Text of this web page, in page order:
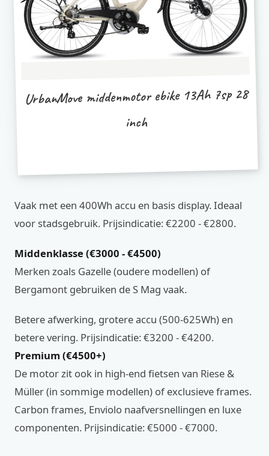
UrbanMove middenmotor ebike 13Ah 7sp 28
inch
Vaak met een 400Wh accu en basis display. Ideaal
voor stadsgebruik. Prijsindicatie: €2200 - €2800.
Middenklasse (€3000 - €4500)
Merken zoals Gazelle (oudere modellen) of
Bergamont gebruiken de S Mag vaak.
Betere afwerking, grotere accu (500-625Wh) en
betere vering. Prijsindicatie: €3200 - €4200.
Premium (€4500+)
De motor zit ook in high-end fietsen van Riese &
Müller (in sommige modellen) of exclusieve frames.
Carbon frames, Enviolo naafversnellingen en luxe
componenten. Prijsindicatie: €5000 - €7000.